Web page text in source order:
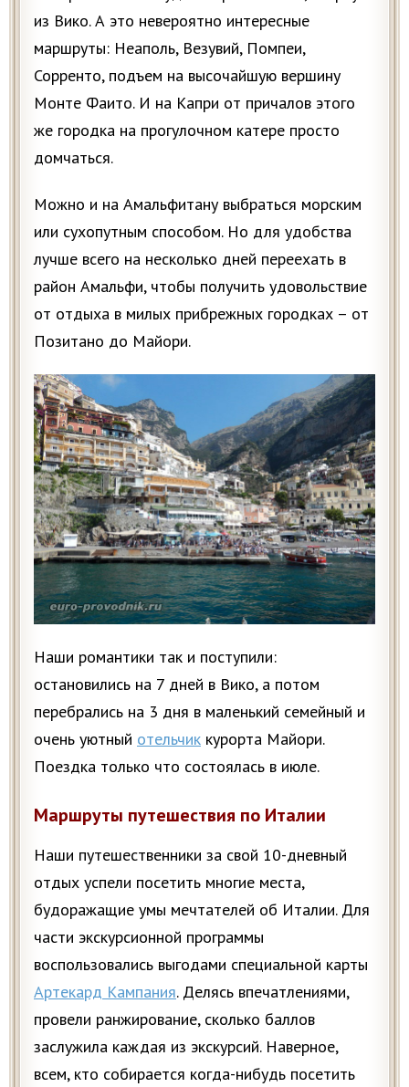
из Вико. А это невероятно интересные
маршруты: Неаполь, Везувий, Помпеи,
Сорренто, подъем на высочайшую вершину
Монте Фаито. И на Капри от причалов этого
же городка на прогулочном катере просто
домчаться.
Можно и на Амальфитану выбраться морским
или сухопутным способом. Но для удобства
лучше всего на несколько дней переехать в
район Амальфи, чтобы получить удовольствие
от отдыха в милых прибрежных городках – от
Позитано до Майори.
Наши романтики так и поступили:
остановились на 7 дней в Вико, а потом
перебрались на 3 дня в маленький семейный и
очень уютный отельчик курорта Майори.
Поездка только что состоялась в июле.
Маршруты путешествия по Италии
Наши путешественники за свой 10-дневный
отдых успели посетить многие места,
будоражащие умы мечтателей об Италии. Для
части экскурсионной программы
воспользовались выгодами специальной карты
Артекард Кампания. Делясь впечатлениями,
провели ранжирование, сколько баллов
заслужила каждая из экскурсий. Наверное,
всем, кто собирается когда-нибудь посетить